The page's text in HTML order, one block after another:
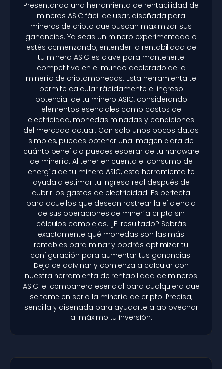
Presentando una herramienta de rentabilidad de
mineros ASIC fácil de usar, diseñada para
mineros de cripto que buscan maximizar sus
ganancias. Ya seas un minero experimentado o
estés comenzando, entender la rentabilidad de
tu minero ASIC es clave para mantenerte
competitivo en el mundo acelerado de la
minería de criptomonedas. Esta herramienta te
permite calcular rápidamente el ingreso
potencial de tu minero ASIC, considerando
elementos esenciales como costos de
electricidad, monedas minadas y condiciones
del mercado actual. Con solo unos pocos datos
simples, puedes obtener una imagen clara de
cuánto beneficio puedes esperar de tu hardware
de minería. Al tener en cuenta el consumo de
energía de tu minero ASIC, esta herramienta te
ayuda a estimar tu ingreso real después de
cubrir los gastos de electricidad. Es perfecta
para aquellos que desean rastrear la eficiencia
de sus operaciones de minería cripto sin
cálculos complejos. ¿El resultado? Sabrás
exactamente qué monedas son las más
rentables para minar y podrás optimizar tu
configuración para aumentar tus ganancias.
Deja de adivinar y comienza a calcular con
nuestra herramienta de rentabilidad de mineros
ASIC: el compañero esencial para cualquiera que
se tome en serio la minería de cripto. Precisa,
sencilla y diseñada para ayudarte a aprovechar
al máximo tu inversión.